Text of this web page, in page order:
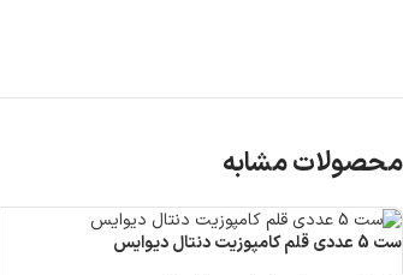
محصولات مشابه
ست 5 عددی قلم کامپوزیت دنتال دیوایس